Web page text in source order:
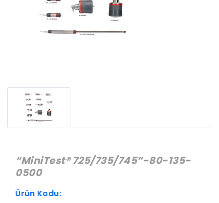
“MiniTest® 725/735/745”-80-135-
0500
Ürün Kodu: